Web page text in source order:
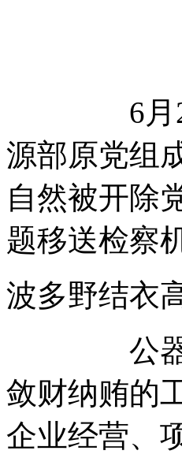
6月21日
源部原党组
自然被开除
题移送检察
波多野结
公器私用
敛财纳贿的
企业经营、